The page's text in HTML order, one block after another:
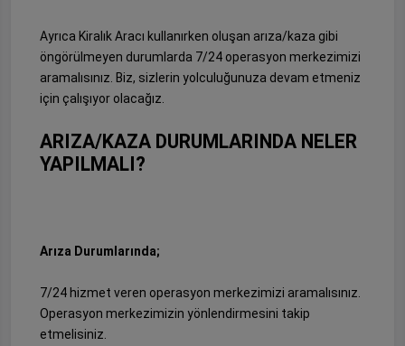
Ayrıca Kiralık Aracı kullanırken oluşan arıza/kaza gibi
öngörülmeyen durumlarda 7/24 operasyon merkezimizi
aramalısınız. Biz, sizlerin yolculuğunuza devam etmeniz
için çalışıyor olacağız.
ARIZA/KAZA DURUMLARINDA NELER
YAPILMALI?
Arıza Durumlarında;
7/24 hizmet veren operasyon merkezimizi aramalısınız.
Operasyon merkezimizin yönlendirmesini takip
etmelisiniz.